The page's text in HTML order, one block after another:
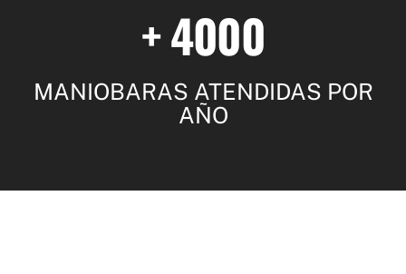
+ 4000
MANIOBARAS ATENDIDAS POR
AÑO